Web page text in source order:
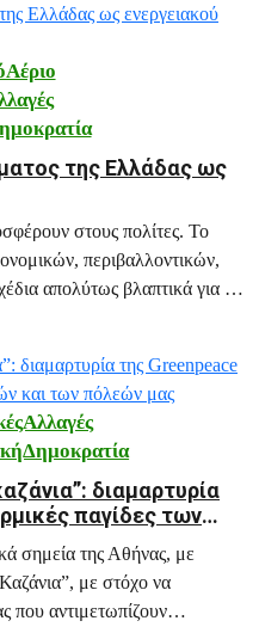
της Ελλάδας ως
στους πολίτες. Το
περιβαλλοντικών,
απολύτως βλαπτικά για το
διαμαρτυρία
παγίδες των
σημεία της Αθήνας, με
με στόχο να
που αντιμετωπίζουν